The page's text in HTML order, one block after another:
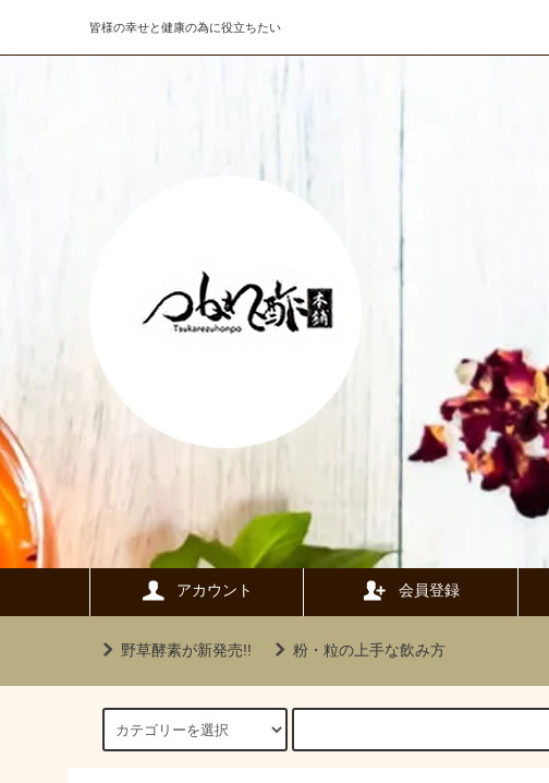
皆様の幸せと健康の為に役立ちたい
アカウント 会員登録
野草酵素が新発売!! 粉・粒の上手な飲み方